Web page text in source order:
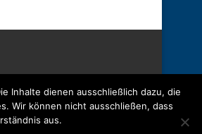
Inhalte dienen ausschließlich dazu, die
Wir können nicht ausschließen, dass
aus.